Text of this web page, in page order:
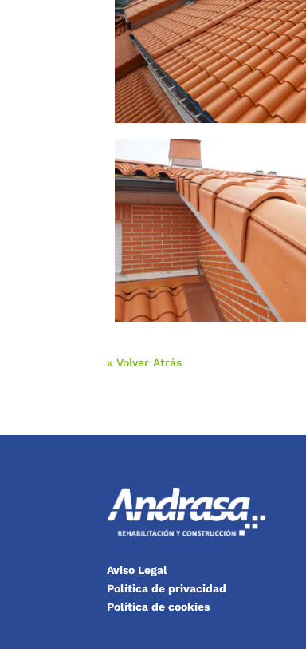
« Volver Atrás
Aviso Legal
Política de privacidad
Política de cookies